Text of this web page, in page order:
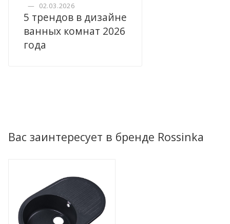
— 02.03.2026
5 трендов в дизайне
ванных комнат 2026
года
Вас заинтересует в бренде Rossinka